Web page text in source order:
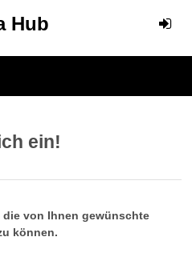
Hub
ein!
von Ihnen gewünschte
können.